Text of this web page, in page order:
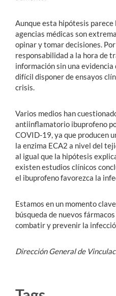
Aunque esta hipótesis parece
agencias médicas son
opinar y tomar decisiones.
responsabilidad a la hora de
información sin una
difícil disponer de ensayos
crisis.
Varios medios han
antiinflamatorio ibuprofeno
COVID-19, ya que producen
la enzima ECA2 a nivel del
al igual que la hipótesis
existen estudios clínicos
el ibuprofeno favorezca la
Estamos en un momento
búsqueda de nuevos
combatir y prevenir la
Dirección General de